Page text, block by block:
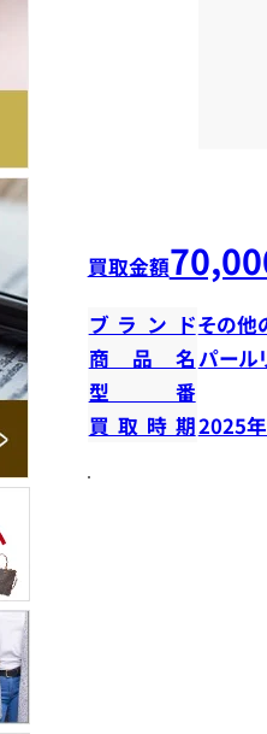
買取金額
ブランドその他
商品名 パール
型番
買取時期2025